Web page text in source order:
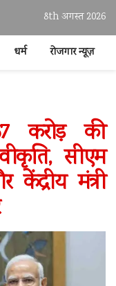
8th अगस्त 2026
धर्म रोजगार न्यूज़
करोड़ की
सीएम
मंत्री